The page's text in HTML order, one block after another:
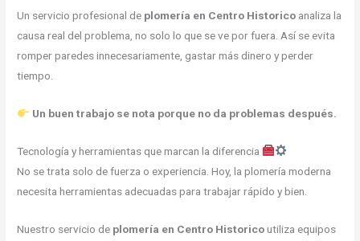
Un servicio profesional de plomería en Centro Historico analiza la
causa real del problema, no solo lo que se ve por fuera. Así se evita
romper paredes innecesariamente, gastar más dinero y perder
tiempo.
Un buen trabajo se nota porque no da problemas después.
Tecnología y herramientas que marcan la diferencia
No se trata solo de fuerza o experiencia. Hoy, la plomería moderna
necesita herramientas adecuadas para trabajar rápido y bien.
Nuestro servicio de plomería en Centro Historicoutiliza equipos